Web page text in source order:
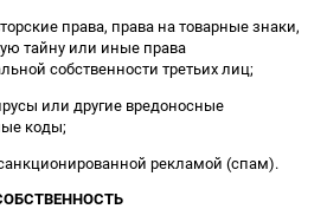
права, права на товарные знаки,
тайну или иные права
собственности третьих лиц;
или другие вредоносные
коды;
рекламой (спам).